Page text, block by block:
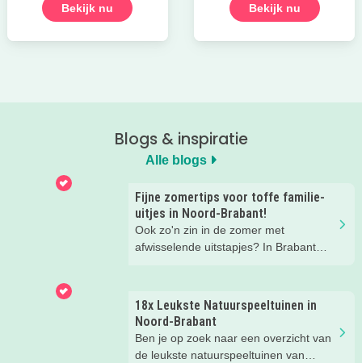
Bekijk nu Bekijk nu
Blogs & inspiratie
Alle blogs
Fijne zomertips voor toffe familie-
uitjes in Noord-Brabant!
Ook zo'n zin in de zomer met
afwisselende uitstapjes? In Brabant
natuur, ga voor een actief uitje, een
verrassende museum of ontdek de
gezellige steden. Wij verzamelden hele
toffe tips voor je.
18x Leukste Natuurspeeltuinen in
Noord-Brabant
Ben je op zoek naar een overzicht van
de leukste natuurspeeltuinen van